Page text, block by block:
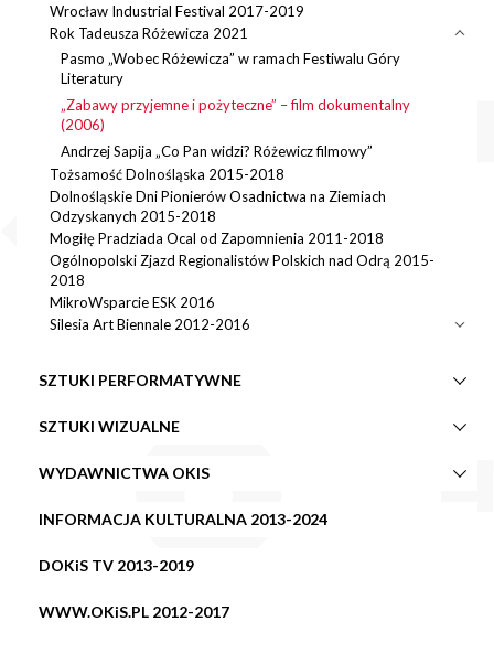
Wrocław Industrial Festival 2017-2019
Rok Tadeusza Różewicza 2021
Pasmo „Wobec Różewicza” w ramach Festiwalu Góry
Literatury
„Zabawy przyjemne i pożyteczne” – film dokumentalny
(2006)
Andrzej Sapija „Co Pan widzi? Różewicz filmowy”
Tożsamość Dolnośląska 2015-2018
Dolnośląskie Dni Pionierów Osadnictwa na Ziemiach
Odzyskanych 2015-2018
Mogiłę Pradziada Ocal od Zapomnienia 2011-2018
Ogólnopolski Zjazd Regionalistów Polskich nad Odrą 2015-
2018
MikroWsparcie ESK 2016
Silesia Art Biennale 2012-2016
SZTUKI PERFORMATYWNE
SZTUKI WIZUALNE
WYDAWNICTWA OKIS
INFORMACJA KULTURALNA 2013-2024
DOKiS TV 2013-2019
WWW.OKiS.PL 2012-2017